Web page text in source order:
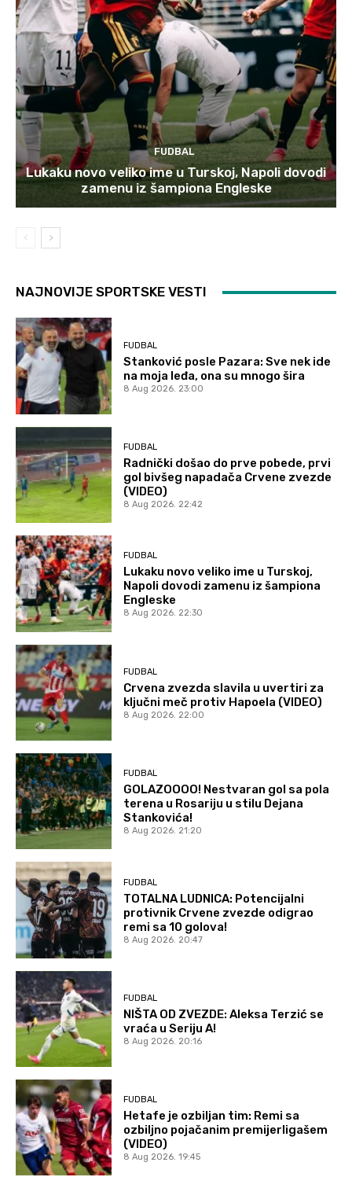
FUDBAL
Lukaku novo veliko ime u Turskoj, Napoli dovodi
zamenu iz šampiona Engleske
NAJNOVIJE SPORTSKE VESTI
FUDBAL
Stanković posle Pazara: Sve nek ide
na moja leđa, ona su mnogo šira
8 Aug 2026. 23:00
FUDBAL
Radnički došao do prve pobede, prvi
gol bivšeg napadača Crvene zvezde
(VIDEO)
8 Aug 2026. 22:42
FUDBAL
Lukaku novo veliko ime u Turskoj,
Napoli dovodi zamenu iz šampiona
Engleske
8 Aug 2026. 22:30
FUDBAL
Crvena zvezda slavila u uvertiri za
ključni meč protiv Hapoela (VIDEO)
8 Aug 2026. 22:00
FUDBAL
GOLAZOOOO! Nestvaran gol sa pola
terena u Rosariju u stilu Dejana
Stankovića!
8 Aug 2026. 21:20
FUDBAL
TOTALNA LUDNICA: Potencijalni
protivnik Crvene zvezde odigrao
remi sa 10 golova!
8 Aug 2026. 20:47
FUDBAL
NIŠTA OD ZVEZDE: Aleksa Terzić se
vraća u Seriju A!
8 Aug 2026. 20:16
FUDBAL
Hetafe je ozbiljan tim: Remi sa
ozbiljno pojačanim premijerligašem
(VIDEO)
8 Aug 2026. 19:45